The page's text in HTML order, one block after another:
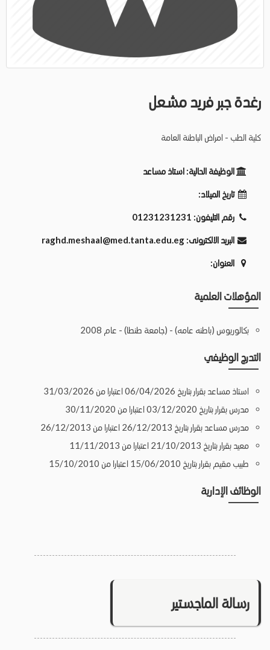
رغدة جبر فريد مشعل
كلية الطب - امراض الباطنة العامة
الوظيفة الحالية: استاذ مساعد
تاريخ الميلاد:
رقم التليفون: 01231231231
البريد الالكترونى: raghd.meshaal@med.tanta.edu.eg
العنوان:
المؤهلات العلمية
بكالوريوس (باطنه عامه) - (جامعة طنطا) - عام 2008
التدرج الوظيفي
استاذ مساعد بقرار بتاريخ 06/04/2026 اعتبارا من 31/03/2026
مدرس بقرار بتاريخ 03/12/2020 اعتبارا من 30/11/2020
مدرس مساعد بقرار بتاريخ 26/12/2013 اعتبارا من 26/12/2013
معيد بقرار بتاريخ 21/10/2013 اعتبارا من 11/11/2013
طبيب مقيم بقرار بتاريخ 15/06/2010 اعتبارا من 15/10/2010
الوظائف الإدارية
رسالة الماجستير